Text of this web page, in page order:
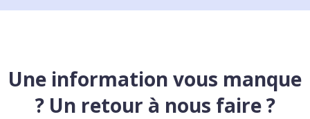
Une information vous manque
? Un retour à nous faire ?